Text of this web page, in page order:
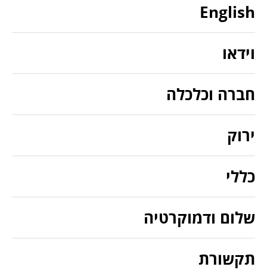
English
וידאו
חברה וכלכלה
ירוק
כללי
שלום ודמוקרטיה
תקשורת